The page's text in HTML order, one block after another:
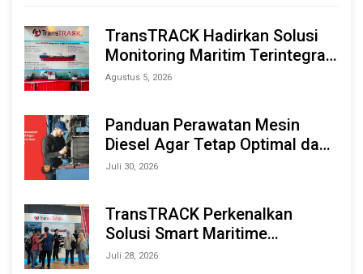
TransTRACK Hadirkan Solusi
Monitoring Maritim Terintegrasi
Berbasis AI & IoT di Indonesia
Agustus 5, 2026
Panduan Perawatan Mesin
Diesel Agar Tetap Optimal dan
Tahan Lama
Juli 30, 2026
TransTRACK Perkenalkan
Solusi Smart Maritime
Monitoring Berbasis AI dan IoT
Juli 28, 2026